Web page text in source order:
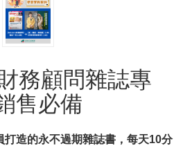
務顧問雜誌專
售必備
造的永不過期雜誌書，每天10分